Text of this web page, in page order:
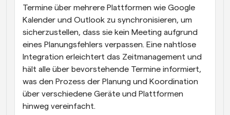
Termine über mehrere Plattformen wie Google
Kalender und Outlook zu synchronisieren, um
sicherzustellen, dass sie kein Meeting aufgrund
eines Planungsfehlers verpassen. Eine nahtlose
Integration erleichtert das Zeitmanagement und
hält alle über bevorstehende Termine informiert,
was den Prozess der Planung und Koordination
über verschiedene Geräte und Plattformen
hinweg vereinfacht.